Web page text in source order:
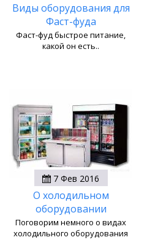
Виды оборудования для
Фаст-фуда
Фаст-фуд быстрое питание,
какой он есть..
7 Фев 2016
О холодильном
оборудовании
Поговорим немного о видах
холодильного оборудования